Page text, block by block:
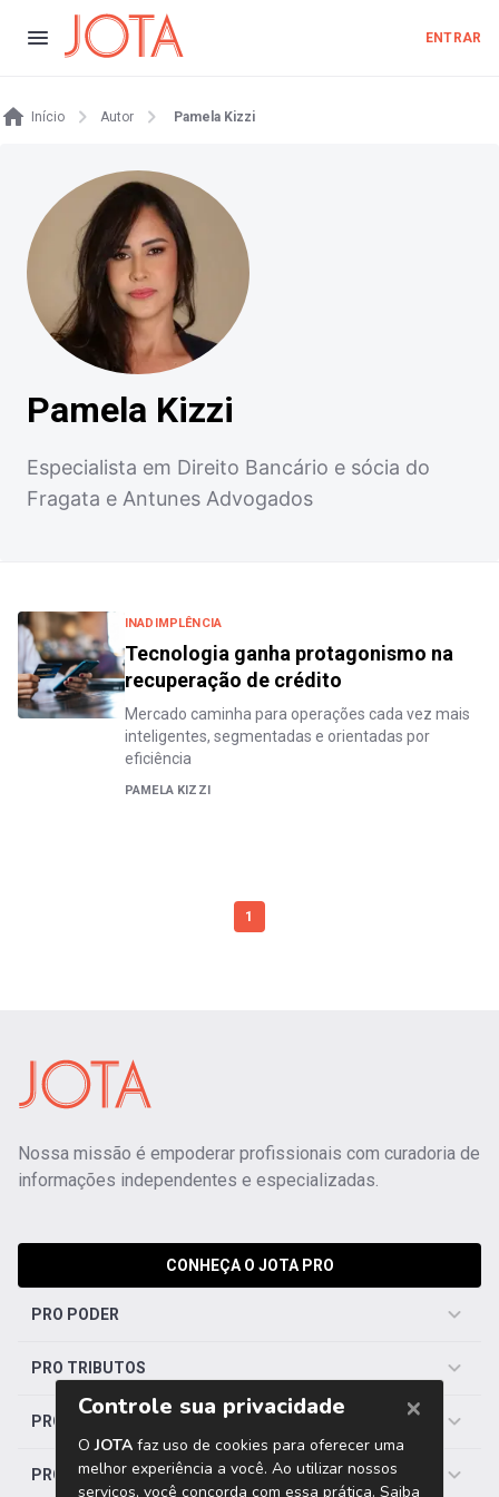
ENTRAR
Início Autor Pamela Kizzi
Pamela Kizzi
Especialista em Direito Bancário e sócia do
Fragata e Antunes Advogados
INADIMPLÊNCIA
Tecnologia ganha protagonismo na
recuperação de crédito
Mercado caminha para operações cada vez mais
inteligentes, segmentadas e orientadas por
eficiência
PAMELA KIZZI
1
Nossa missão é empoderar profissionais com curadoria de
informações independentes e especializadas.
CONHEÇA O JOTA PRO
PRO PODER
PRO TRIBUTOS
PRO TRABALHISTA
PRO SAÚDE